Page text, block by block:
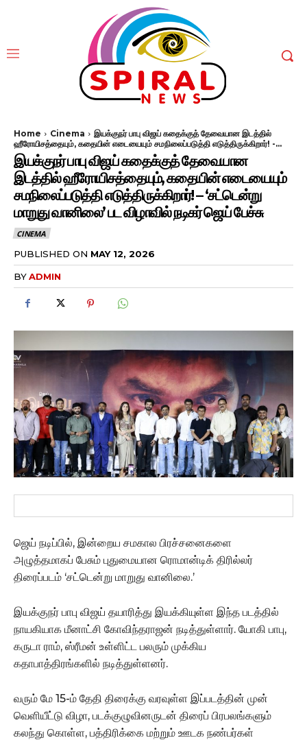
Home Cinema
இயக்குநர் பாபு விஜய் கதைக்குத் தேவையான இடத்தில்
ஹீரோயிசத்தையும், கதையின் எடையையும் சமநிலைப்படுத்தி எடுத்திருக்கிறார்! -...
இயக்குநர் பாபு விஜய் கதைக்குத் தேவையான
இடத்தில் ஹீரோயிசத்தையும், கதையின் எடையையும்
சமநிலைப்படுத்தி எடுத்திருக்கிறார்! – ‘சட்டென்று
மாறுது வானிலை’ பட விழாவில் நடிகர் ஜெய் பேச்சு
CINEMA
PUBLISHED ON MAY 12, 2026
BYADMIN
ஜெய் நடிப்பில், இன்றைய சமகால பிரச்சனைகளை
அழுத்தமாகப் பேசும் புதுமையான ரொமான்டிக் திரில்லர்
திரைப்படம் ‘சட்டென்று மாறுது வானிலை.’
இயக்குநர் பாபு விஜய் தயாரித்து இயக்கியுள்ள இந்த படத்தில்
நாயகியாக மீனாட்சி கோவிந்தராஜன் நடித்துள்ளார். யோகி பாபு,
கருடா ராம், ஸ்ரீமன் உள்ளிட்ட பலரும் முக்கிய
கதாபாத்திரங்களில் நடித்துள்ளனர்.
வரும் மே 15-ம் தேதி திரைக்கு வரவுள்ள இப்படத்தின் முன்
வெளியீட்டு விழா, படக்குழுவினருடன் திரைப் பிரபலங்களும்
கலந்து கொள்ள, பத்திரிக்கை மற்றும் ஊடக நண்பர்கள்